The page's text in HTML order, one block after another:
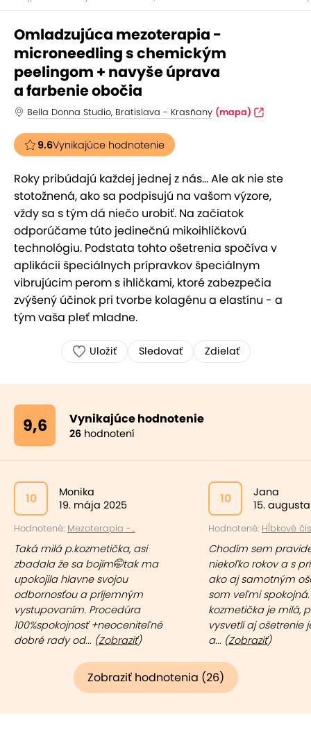
Omladzujúca mezoterapia -
microneedling s chemickým
peelingom + navyše úprava
a farbenie obočia
Bella Donna Studio, Bratislava - Krasňany (mapa)
9.6Vynikajúce hodnotenie
Roky pribúdajú každej jednej z nás... Ale ak nie ste
stotožnená, ako sa podpisujú na vašom výzore,
vždy sa s tým dá niečo urobiť. Na začiatok
odporúčame túto jedinečnú mikoihličkovú
technológiu. Podstata tohto ošetrenia spočíva v
aplikácii špeciálnych prípravkov špeciálnym
vibrujúcim perom s ihličkami, ktoré zabezpečia
zvýšený účinok pri tvorbe kolagénu a elastínu - a
tým vaša pleť mladne.
Uložiť Sledovať Zdielať
9,6 Vynikajúce hodnotenie
26 hodnotení
10
Monika
19. mája 2025
Hodnotené: Mezoterapia -...
Taká milá p.kozmetička, asi
zbadala že sa bojím🤭tak ma
upokojila hlavne svojou
odbornosťou a príjemným
vystupovaním. Procedúra
100%spokojnosť +neoceniteľné
dobré rady od... (Zobraziť)
10
Jana
15.
Hodnotené: Hĺbkové
Chodím sem
niekoľko rokov a s
ako aj samotným
som veľmi spokojná.
kozmetička je milá,
vysvetlí aj ošetrenie
a... (Zobraziť)
Zobraziť hodnotenia (26)